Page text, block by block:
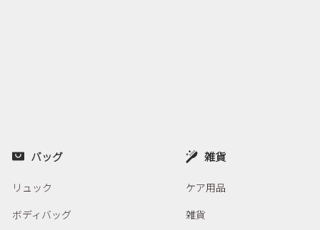
バッグ
リュック
ボディバッグ
雑貨
ケア用品
雑貨